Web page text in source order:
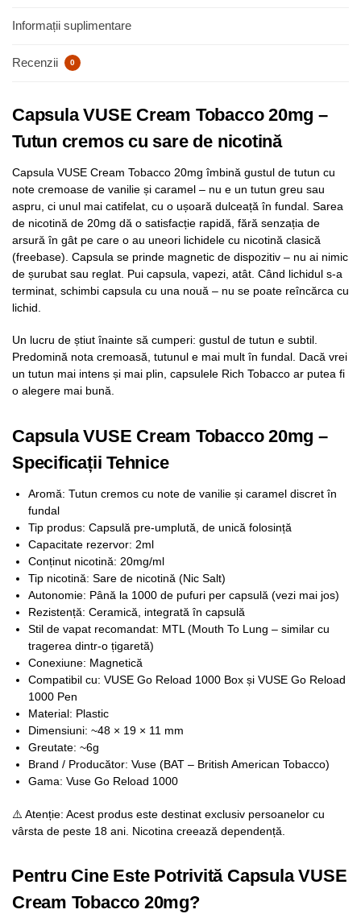
Informații suplimentare
Recenzii 0
Capsula VUSE Cream Tobacco 20mg –
Tutun cremos cu sare de nicotină
Capsula VUSE Cream Tobacco 20mg îmbină gustul de tutun cu
note cremoase de vanilie și caramel – nu e un tutun greu sau
aspru, ci unul mai catifelat, cu o ușoară dulceață în fundal. Sarea
de nicotină de 20mg dă o satisfacție rapidă, fără senzația de
arsură în gât pe care o au uneori lichidele cu nicotină clasică
(freebase). Capsula se prinde magnetic de dispozitiv – nu ai nimic
de șurubat sau reglat. Pui capsula, vapezi, atât. Când lichidul s-a
terminat, schimbi capsula cu una nouă – nu se poate reîncărca cu
lichid.
Un lucru de știut înainte să cumperi: gustul de tutun e subtil.
Predomină nota cremoasă, tutunul e mai mult în fundal. Dacă vrei
un tutun mai intens și mai plin, capsulele Rich Tobacco ar putea fi
o alegere mai bună.
Capsula VUSE Cream Tobacco 20mg –
Specificații Tehnice
Aromă: Tutun cremos cu note de vanilie și caramel discret în
fundal
Tip produs: Capsulă pre-umplută, de unică folosință
Capacitate rezervor: 2ml
Conținut nicotină: 20mg/ml
Tip nicotină: Sare de nicotină (Nic Salt)
Autonomie: Până la 1000 de pufuri per capsulă (vezi mai jos)
Rezistență: Ceramică, integrată în capsulă
Stil de vapat recomandat: MTL (Mouth To Lung – similar cu
tragerea dintr-o țigaretă)
Conexiune: Magnetică
Compatibil cu: VUSE Go Reload 1000 Box și VUSE Go Reload
1000 Pen
Material: Plastic
Dimensiuni: ~48 × 19 × 11 mm
Greutate: ~6g
Brand / Producător: Vuse (BAT – British American Tobacco)
Gama: Vuse Go Reload 1000
⚠️ Atenție: Acest produs este destinat exclusiv persoanelor cu
vârsta de peste 18 ani. Nicotina creează dependență.
Pentru Cine Este Potrivită Capsula VUSE
Cream Tobacco 20mg?